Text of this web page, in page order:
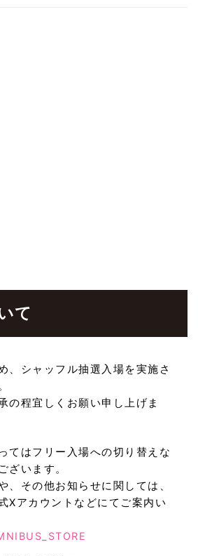
て
、シャッフル抽選入場を実施さ
の程宜しくお願い申し上げま
てはフリー入場への切り替えな
ざいます。
、その他お知らせに関しては、
Xアカウントなどにてご案内い